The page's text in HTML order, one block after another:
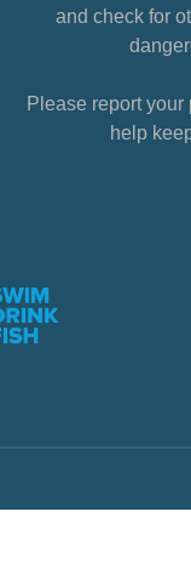
and check for
Please report
help